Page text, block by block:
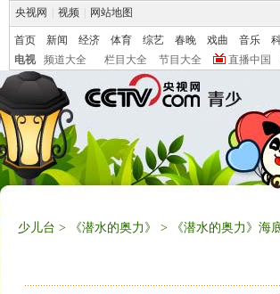
央视网 视频 网站地图
首页 新闻 经济 体育 综艺 春晚 戏曲 音乐
电视
频道大全 栏目大全 节目大全 直播中国
少儿台 > 《潜水的奥力》 > 《潜水的奥力》海